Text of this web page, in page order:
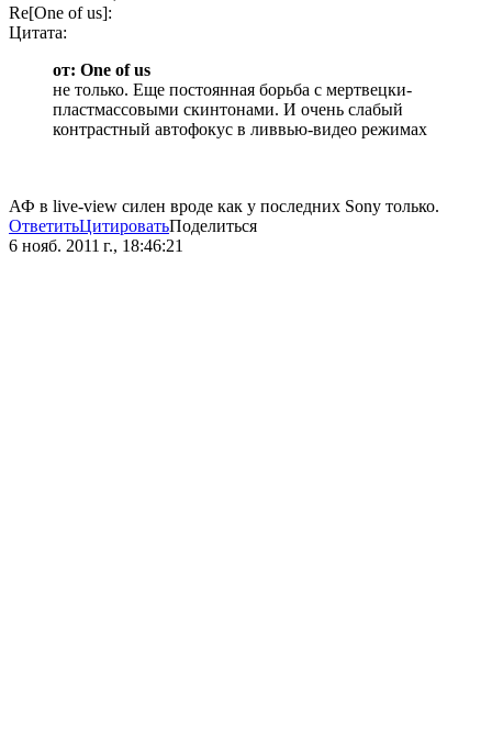
Re[One of us]:
Цитата:
от: One of us
не только. Еще постоянная борьба с мертвецки-
пластмассовыми скинтонами. И очень слабый
контрастный автофокус в ливвью-видео режимах
АФ в live-view силен вроде как у последних Sony только.
ОтветитьЦитироватьПоделиться
6 нояб. 2011 г., 18:46:21